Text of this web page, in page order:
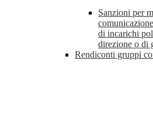
Sanzioni per
di incarichi
direzione o di
Rendiconti gruppi